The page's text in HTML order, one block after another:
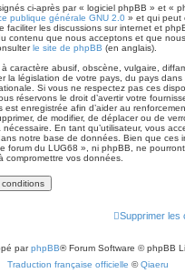
ci-après par « logiciel phpBB » et «
publique générale GNU 2.0 » et qui peut
faciliter les discussions sur internet et
contenu que nous acceptons et que
le site de phpBB (en anglais).
caractère abusif, obscène, vulgaire,
la législation de votre pays, du pays
Si vous ne respectez pas ces
réservons le droit d’avertir votre
est enregistrée afin d’aider au
de modifier, de déplacer ou de
En tant qu’utilisateur, vous
notre base de données. Bien que ces
forum du LUG68 », ni phpBB, ne
vos données.
Supprimer les
parphpBB® Forum Software © phpBB
Traduction française officielle ©Qiaeru